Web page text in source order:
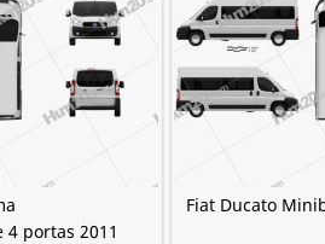
4 portas 2011
Fiat Ducato